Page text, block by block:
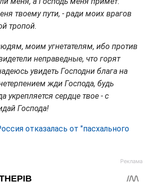
твоему пути, - ради моих врагов
тропой.
моим угнетателям, ибо против
неправедные, что горят
увидеть Господни блага на
жди Господа, будь
укрепляется сердце твое - с
Господа!
отказалась от "пасхального